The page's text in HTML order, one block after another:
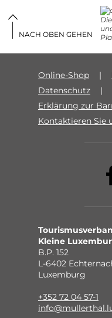
Online-Shop
Datenschutz
Erklärung zur
Kontaktieren Sie
Kleine
B.P. 152
L-6402
Luxemburg
+352 72 04 57-1
NACH OBEN GEHEN